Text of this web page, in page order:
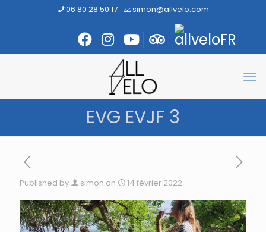
06 80 28 50 17 simon@allvelo.com
EVG EVJF 3
Published by simon on 14 février 2022